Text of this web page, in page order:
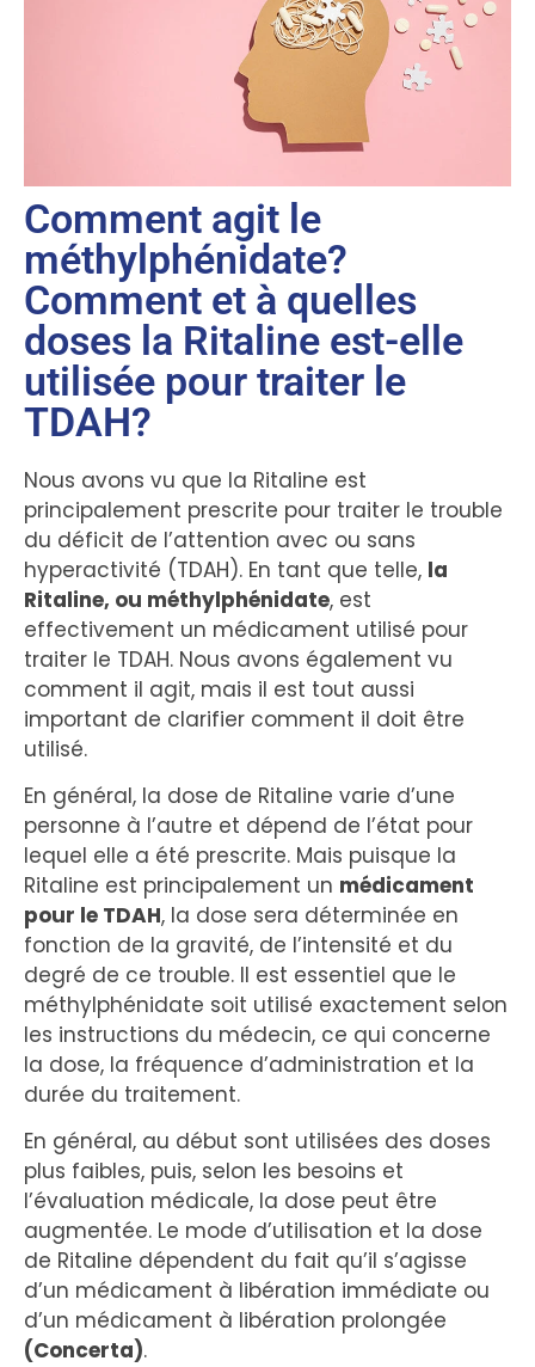
Comment agit le
méthylphénidate?
Comment et à quelles
doses la Ritaline est-elle
utilisée pour traiter le
TDAH?
Nous avons vu que la Ritaline est
principalement prescrite pour traiter le trouble
du déficit de l’attention avec ou sans
hyperactivité (TDAH). En tant que telle, la
Ritaline, ou méthylphénidate, est
effectivement un médicament utilisé pour
traiter le TDAH. Nous avons également vu
comment il agit, mais il est tout aussi
important de clarifier comment il doit être
utilisé.
En général, la dose de Ritaline varie d’une
personne à l’autre et dépend de l’état pour
lequel elle a été prescrite. Mais puisque la
Ritaline est principalement un médicament
pour le TDAH, la dose sera déterminée en
fonction de la gravité, de l’intensité et du
degré de ce trouble. Il est essentiel que le
méthylphénidate soit utilisé exactement selon
les instructions du médecin, ce qui concerne
la dose, la fréquence d’administration et la
durée du traitement.
En général, au début sont utilisées des doses
plus faibles, puis, selon les besoins et
l’évaluation médicale, la dose peut être
augmentée. Le mode d’utilisation et la dose
de Ritaline dépendent du fait qu’il s’agisse
d’un médicament à libération immédiate ou
d’un médicament à libération prolongée
(Concerta).